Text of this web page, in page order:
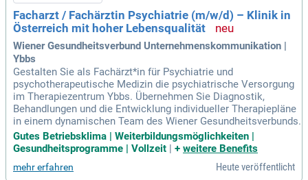
Facharzt / Fachärztin Psychiatrie (m/w/d) – Klinik in
Österreich mit hoher Lebensqualität
Wiener Gesundheitsverbund Unternehmenskommunikation |
Ybbs
Gestalten Sie als Fachärzt*in für Psychiatrie und
psychotherapeutische Medizin die psychiatrische Versorgung
im Therapiezentrum Ybbs. Übernehmen Sie Diagnostik,
Behandlungen und die Entwicklung individueller Therapiepläne
in einem dynamischen Team des Wiener Gesundheitsverbunds.
Gutes Betriebsklima | Weiterbildungsmöglichkeiten |
Gesundheitsprogramme | Vollzeit | + weitere Benefits
mehr erfahren Heute veröffentlicht